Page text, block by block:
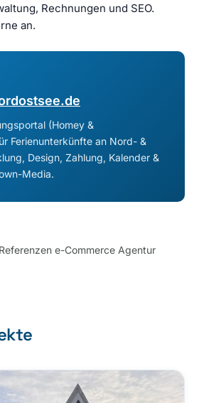
Rechnungen und SEO.
an.
(Homey &
Ferienunterkünfte an Nord- &
Design, Zahlung, Kalender &
Media.
e-Commerce Agentur